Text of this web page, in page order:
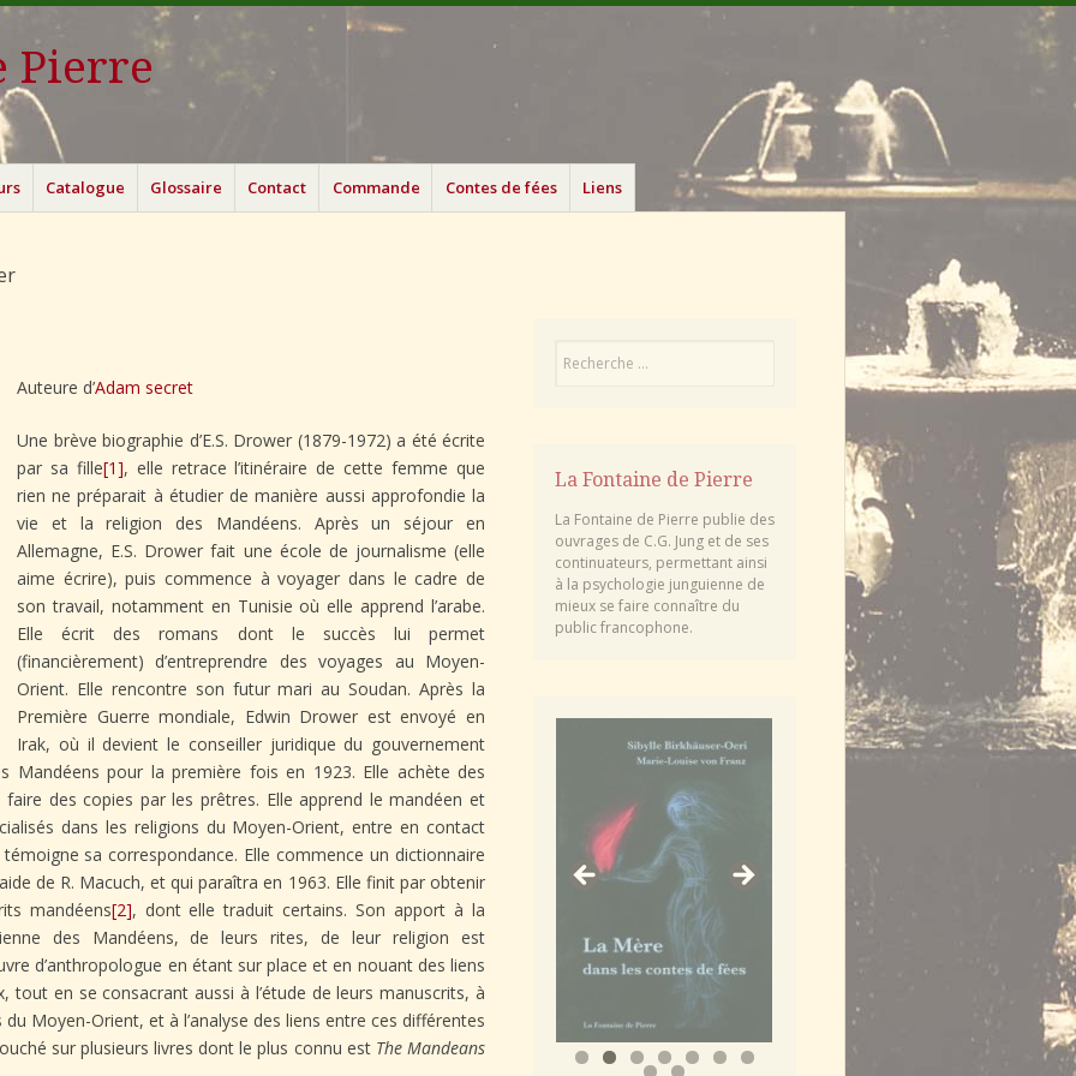
Pierre
Catalogue Glossaire Contact Commande Contes de fées Liens
Auteure d’Adam secret
Une brève biographie d’E.S. Drower (1879-1972) a été écrite
par sa fille[1], elle retrace l’itinéraire de cette femme que
rien ne préparait à étudier de manière aussi approfondie la
vie et la religion des Mandéens. Après un séjour en
Allemagne, E.S. Drower fait une école de journalisme (elle
aime écrire), puis commence à voyager dans le cadre de
son travail, notamment en Tunisie où elle apprend l’arabe.
Elle écrit des romans dont le succès lui permet
(financièrement) d’entreprendre des voyages au Moyen-
Orient. Elle rencontre son futur mari au Soudan. Après la
Première Guerre mondiale, Edwin Drower est envoyé en
Irak, où il devient le conseiller juridique du gouvernement
Mandéens pour la première fois en 1923. Elle achète des
des copies par les prêtres. Elle apprend le mandéen et
dans les religions du Moyen-Orient, entre en contact
sa correspondance. Elle commence un dictionnaire
de R. Macuch, et qui paraîtra en 1963. Elle finit par obtenir
mandéens[2], dont elle traduit certains. Son apport à la
des Mandéens, de leurs rites, de leur religion est
d’anthropologue en étant sur place et en nouant des liens
tout en se consacrant aussi à l’étude de leurs manuscrits, à
Moyen-Orient, et à l’analyse des liens entre ces différentes
sur plusieurs livres dont le plus connu est The Mandeans
La Fontaine de Pierre
La Fontaine de Pierre publie des
ouvrages de C.G. Jung et de ses
continuateurs, permettant ainsi
à la psychologie junguienne de
mieux se faire connaître du
public francophone.